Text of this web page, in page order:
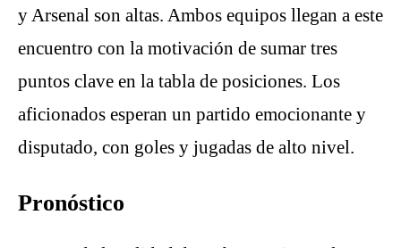
y Arsenal son altas. Ambos equipos llegan a este
encuentro con la motivación de sumar tres
puntos clave en la tabla de posiciones. Los
aficionados esperan un partido emocionante y
disputado, con goles y jugadas de alto nivel.
Pronóstico